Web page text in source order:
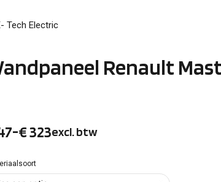
Tech Electric
Renault
-€323excl. btw